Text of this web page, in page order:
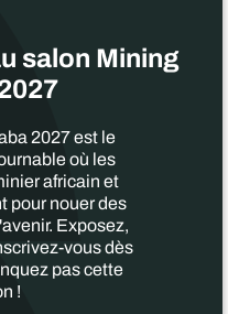
salon Mining
2027 est le
où les
africain et
pour nouer des
Exposez,
vous dès
pas cette
!